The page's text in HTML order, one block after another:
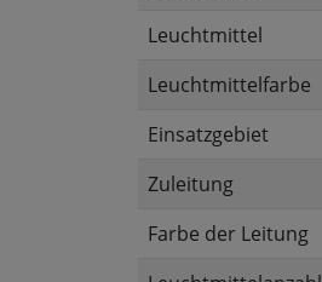
Leuchtmittel
Leuchtmittelfarbe
Einsatzgebiet
Zuleitung
Farbe der Leitung